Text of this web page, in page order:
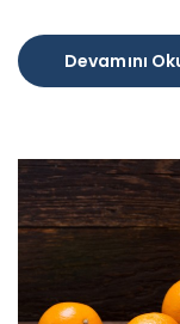
Devamını